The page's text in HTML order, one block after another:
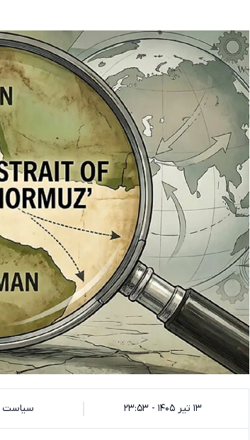
۱۳ تیر ۱۴۰۵ - ۲۳:۵۳ سیاست